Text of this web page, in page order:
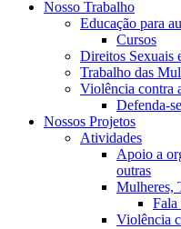
Nosso Trabalho
Educação para
Cursos
Direitos Sexuais
Trabalho das
Violência contra
Defenda-
Nossos Projetos
Atividades
Apoio a
outras
Mulheres,
Fala
Violência